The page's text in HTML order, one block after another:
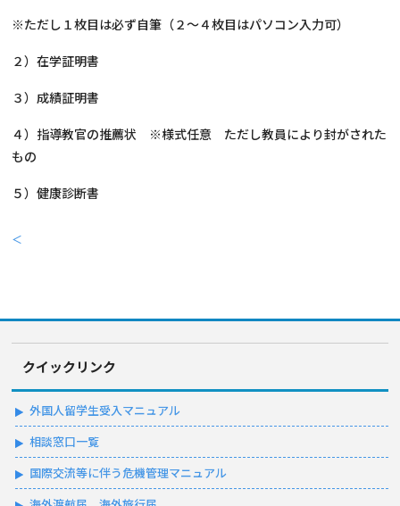
※ただし１枚目は必ず自筆（２～４枚目はパソコン入力可）
２）在学証明書
３）成績証明書
４）指導教官の推薦状 ※様式任意 ただし教員により封がされた
もの
５）健康診断書
＜
クイックリンク
外国人留学生受入マニュアル
相談窓口一覧
国際交流等に伴う危機管理マニュアル